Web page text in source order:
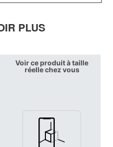
PLUS
Voir ce produit à taille
réelle chez vous